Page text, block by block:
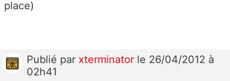
place)
Publié par xterminator le 26/04/2012 à
02h41